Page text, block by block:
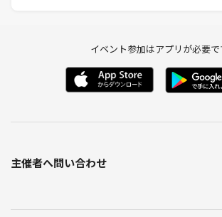
イベント参加はアプリが必要で
主催者へ問い合わせ